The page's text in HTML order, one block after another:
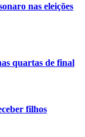
nas eleições
quartas de final
filhos